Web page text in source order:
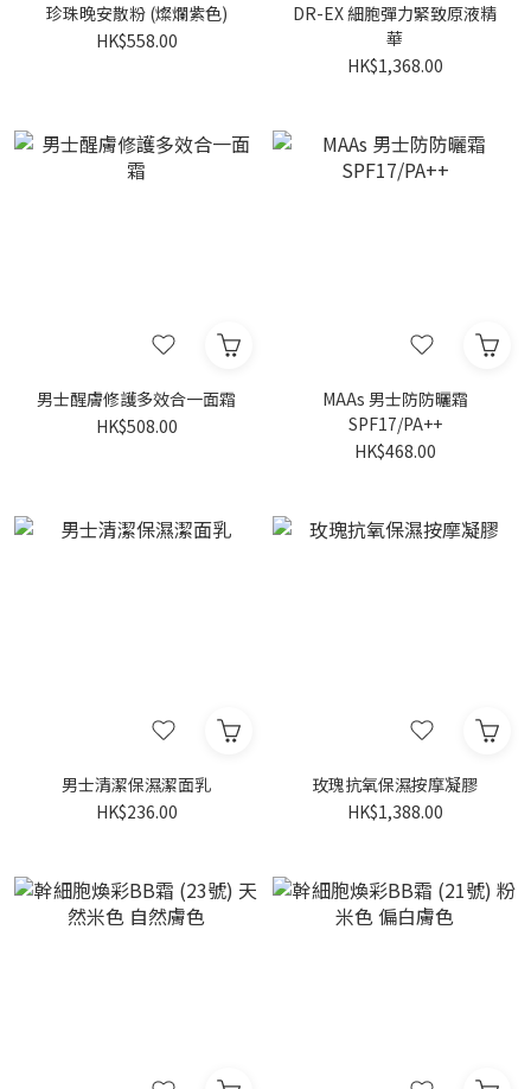
珍珠晚安散粉 (燦爛紫色)
HK$558.00
DR-EX 細胞彈力緊致原液精
華
HK$1,368.00
男士醒膚修護多效合一面霜
HK$508.00
MAAs 男士防防曬霜
SPF17/PA++
HK$468.00
男士清潔保濕潔面乳
HK$236.00
玫瑰抗氧保濕按摩凝膠
HK$1,388.00